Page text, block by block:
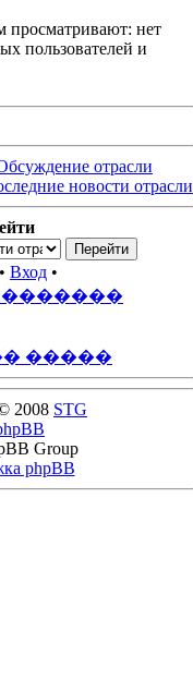
просматривают: нет
пользователей и
отрасли
новости отрасли
• Вход •
2008 STG
Group
phpBB